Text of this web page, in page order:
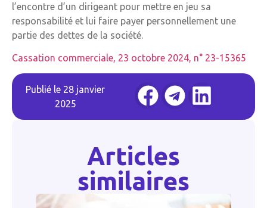
l’encontre d’un dirigeant pour mettre en jeu sa
responsabilité et lui faire payer personnellement une
partie des dettes de la société.
Cassation commerciale, 23 octobre 2024, n° 23-15365
Publié le 28 janvier
2025
Articles
similaires